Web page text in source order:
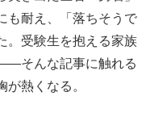
も耐え、「落ちそうで
。受験生を抱える家族
そんな記事に触れる
熱くなる。